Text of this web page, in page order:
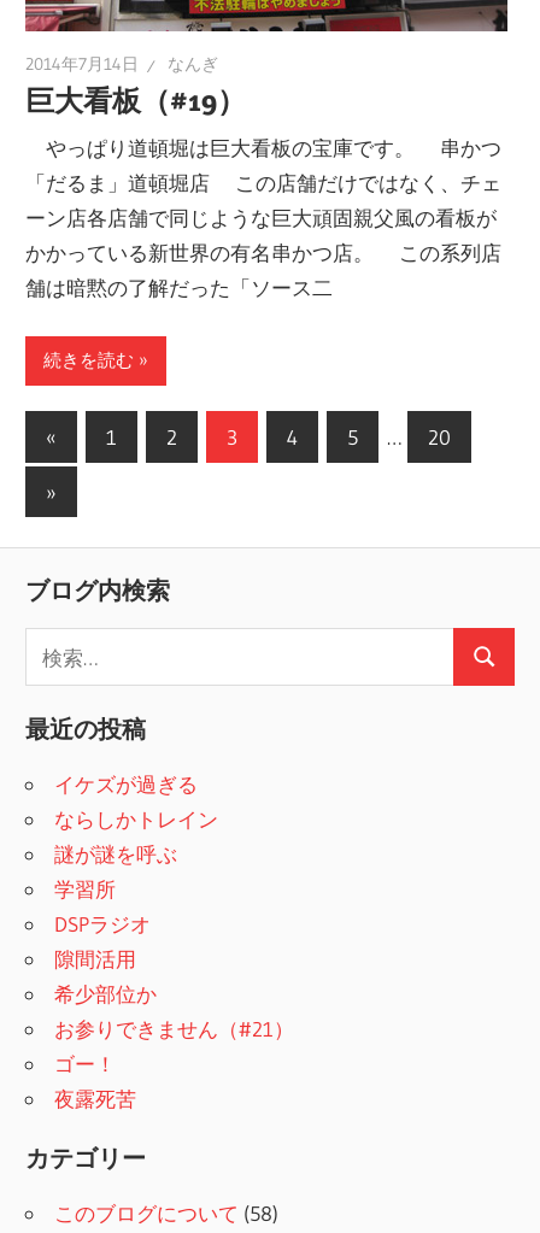
2014年7月14日 なんぎ
巨大看板（#19）
やっぱり道頓堀は巨大看板の宝庫です。 串かつ
「だるま」道頓堀店 この店舗だけではなく、チェ
ーン店各店舗で同じような巨大頑固親父風の看板が
かかっている新世界の有名串かつ店。 この系列店
舗は暗黙の了解だった「ソース二
続きを読む
投
稿
の
ペ
ー
ジ
送
り
«
の
事
1 2 3 4 5 … 20
次
事
»
ブログ内検索
検
索
:
検
最近の投稿
イケズが過ぎる
ならしかトレイン
謎が謎を呼ぶ
学習所
DSPラジオ
隙間活用
希少部位か
お参りできません（#21）
ゴー！
夜露死苦
カテゴリー
このブログについて (58)